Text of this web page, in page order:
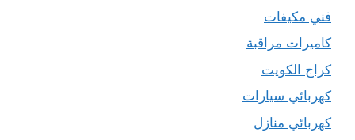
فني مكيفات
كاميرات مراقبة
كراج الكويت
كهربائي سيارات
كهربائي منازل